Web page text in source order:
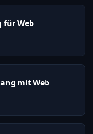
für Web
mit Web